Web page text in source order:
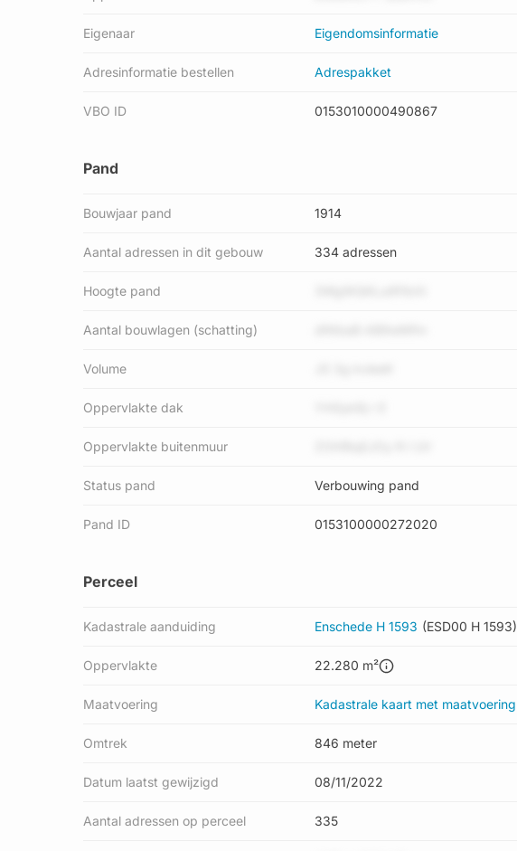
Eigenaar Eigendomsinformatie
Adresinformatie bestellen Adrespakket
VBO ID 0153010000490867
Pand
Bouwjaar pand 1914
Aantal adressen in dit gebouw 334 adressen
Hoogte pand
Aantal bouwlagen (schatting)
Volume
Oppervlakte dak
Oppervlakte buitenmuur
Status pand Verbouwing pand
Pand ID 0153100000272020
Perceel
Kadastrale aanduiding Enschede H 1593 (ESD00 H 1593)
Oppervlakte 22.280 m²
Maatvoering Kadastrale kaart met maatvoering
Omtrek 846 meter
Datum laatst gewijzigd 08/11/2022
Aantal adressen op perceel 335